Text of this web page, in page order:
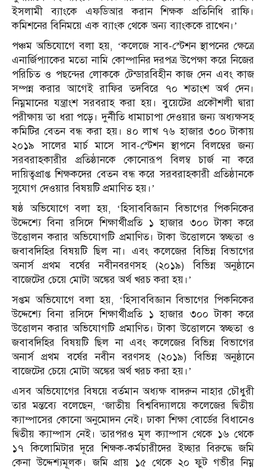
ইসলামী ব্যাংকে এফডিআর করান শিক্ষক প্রতিনিধি রাফি।
কমিশনের বিনিময়ে এক ব্যাংক থেকে অন্য ব্যাংককে রাখেন।’
পঞ্চম অভিযোগে বলা হয়, ‘কলেজে সাব-স্টেশন স্থাপনের ক্ষেত্রে
এনার্জিপ্যাকের মতো নামি কোম্পানির দরপত্র উপেক্ষা করে নিজের
পরিচিত ও পছন্দের লোককে টেন্ডারবিহীন কাজ দেন এবং কাজ
সম্পন্ন করার আগেই রাফির তদবিরে ৭০ শতাংশ অর্থ দেন।
নিম্নমানের যন্ত্রাংশ সরবরাহ করা হয়। বুয়েটের প্রকৌশলী দ্বারা
পরীক্ষায় তা ধরা পড়ে। দুর্নীতি ধামাচাপা দেওয়ার জন্য অধ্যক্ষসহ
কমিটির বেতন বন্ধ করা হয়। ৪০ লাখ ৭৬ হাজার ৩০০ টাকায়
২০১৯ সালের মার্চ মাসে সাব-স্টেশন স্থাপনে বিলম্বের জন্য
সরবরাহকারীর প্রতিষ্ঠানকে কোনোরূপ বিলম্ব চার্জ না করে
দায়িত্বপ্রাপ্ত শিক্ষকদের বেতন বন্ধ করে সরবরাহকারী প্রতিষ্ঠানকে
সুযোগ দেওয়ার বিষয়টি প্রমাণিত হয়।’
ষষ্ঠ অভিযোগে বলা হয়, ‘হিসাববিজ্ঞান বিভাগের পিকনিকের
উদ্দেশ্যে বিনা রসিদে শিক্ষার্থীপ্রতি ১ হাজার ৩০০ টাকা করে
উত্তোলন করার অভিযোগটি প্রমাণিত। টাকা উত্তোলনে স্বচ্ছতা ও
জবাবদিহির বিষয়টি ছিল না। এবং কলেজের বিভিন্ন বিভাগের
অনার্স প্রথম বর্ষের নবীনবরণসহ (২০১৯) বিভিন্ন অনুষ্ঠানে
বাজেটের চেয়ে মোটা অঙ্কের অর্থ খরচ করা হয়।’
সপ্তম অভিযোগে বলা হয়, ‘হিসাববিজ্ঞান বিভাগের পিকনিকের
উদ্দেশ্যে বিনা রসিদে শিক্ষার্থীপ্রতি ১ হাজার ৩০০ টাকা করে
উত্তোলন করার অভিযোগটি প্রমাণিত। টাকা উত্তোলনে স্বচ্ছতা ও
জবাবদিহির বিষয়টি ছিল না এবং কলেজের বিভিন্ন বিভাগের
অনার্স প্রথম বর্ষের নবীন বরণসহ (২০১৯) বিভিন্ন অনুষ্ঠানে
বাজেটের চেয়ে মোটা অঙ্কের অর্থ খরচ করা হয়।’
এসব অভিযোগের বিষয়ে বর্তমান অধ্যক্ষ বাদরুন নাহার চৌধুরী
তার মন্তব্যে বলেছেন, ‘জাতীয় বিশ্ববিদ্যালয়ে কলেজের দ্বিতীয়
ক্যাম্পাসের কোনো অনুমোদন নেই। ঢাকা শিক্ষা বোর্ডের বিধানেও
দ্বিতীয় ক্যাম্পাস নেই। তারপরও মূল ক্যাম্পাস থেকে ১৬ থেকে
১৭ কিলোমিটার দূরে শিক্ষক-কর্মচারীদের ইচ্ছার বিরুদ্ধে জমি
কেনা উদ্দেশ্যমূলক। জমি প্রায় ১৫ থেকে ২০ ফুট গভীর নিম্ন